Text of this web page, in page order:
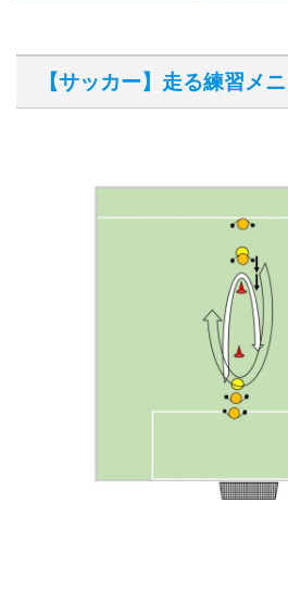
【サッカー】走る練習メ